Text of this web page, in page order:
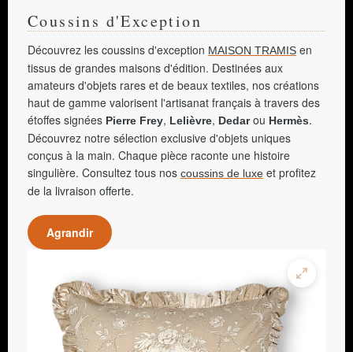
Coussins d'Exception
Découvrez les coussins d'exception MAISON TRAMIS en
tissus de grandes maisons d'édition. Destinées aux
amateurs d'objets rares et de beaux textiles, nos créations
haut de gamme valorisent l'artisanat français à travers des
étoffes signées Pierre Frey, Lelièvre, Dedarou Hermès.
Découvrez notre sélection exclusive d'objets uniques
conçus à la main. Chaque pièce raconte une histoire
singulière. Consultez tous nos coussins de luxe et profitez
de la livraison offerte.
Agrandir